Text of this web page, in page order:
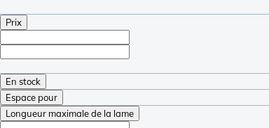
Prix
En stock
Espace pour
Longueur maximale de la lame